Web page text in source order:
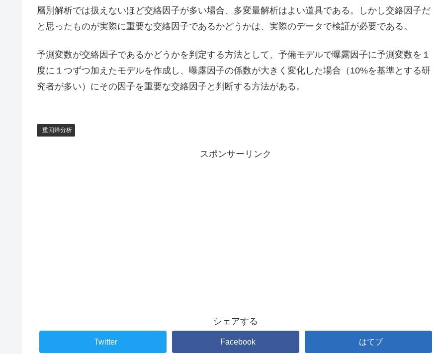
層別解析では扱えないほど交絡因子が多い場合、多変量解析はよい道具である。しかし交絡因子だ
と思ったものが実際に重要な交絡因子であるかどうかは、実際のデータで検証が必要である。
予測変数が交絡因子であるかどうかを判定する方法として、予備モデルで曝露因子に予測変数を１
度に１つずつ加えたモデルを作成し、曝露因子の係数が大きく変化した場合（10%を基準とする研
究者が多い）にその因子を重要な交絡因子と判断する方法がある。
重回帰分析
スポンサーリンク
シェアする
Twitter Facebook はてブ